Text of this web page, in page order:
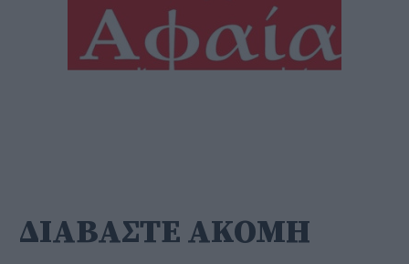
ΔΙΑΒΑΣΤΕ ΑΚΟΜΗ